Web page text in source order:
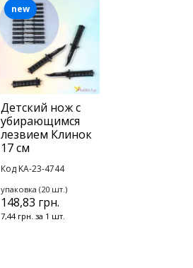
Детский нож с
убирающимся
лезвием Клинок
17 см
Код KA-23-4744
упаковка (20 шт.)
148,83 грн.
7,44 грн. за 1 шт.
new